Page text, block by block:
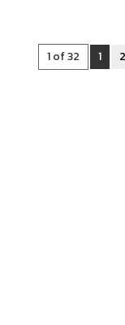
1 of 32 1 2